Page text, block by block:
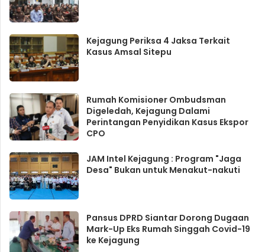
Kejagung Periksa 4 Jaksa Terkait
Kasus Amsal Sitepu
Rumah Komisioner Ombudsman
Digeledah, Kejagung Dalami
Perintangan Penyidikan Kasus Ekspor
CPO
JAM Intel Kejagung : Program "Jaga
Desa" Bukan untuk Menakut-nakuti
Pansus DPRD Siantar Dorong Dugaan
Mark-Up Eks Rumah Singgah Covid-19
ke Kejagung